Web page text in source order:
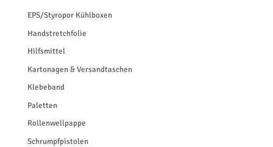
EPS/Styropor Kühlboxen
Handstretchfolie
Hilfsmittel
Kartonagen & Versandtaschen
Klebeband
Paletten
Rollenwellpappe
Schrumpfpistolen